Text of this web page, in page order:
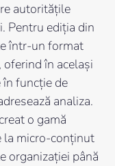
autoritățile
Pentru ediția din
într-un format
în același
funcție de
analiza.
o gamă
la micro-conținut
organizației până